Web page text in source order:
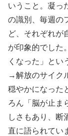
いうこと。凝っ
の識別、毎週の
ど、それぞれが
が印象的でした
くなった」とい
→解放のサイク
穏やかになった
ろん「脳が止ま
しさもあり、断
直に語られてい